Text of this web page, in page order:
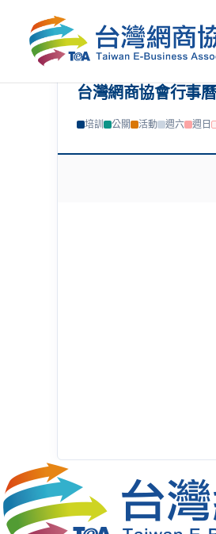
台灣網商協會行事
培訓 公關 活動 週六 週日